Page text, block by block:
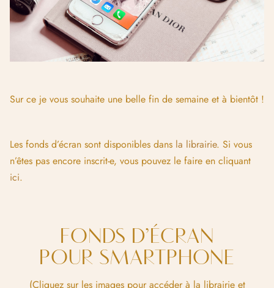
Sur ce je vous souhaite une belle fin de semaine et à bientôt !
Les fonds d’écran sont disponibles dans la librairie. Si vous
n’êtes pas encore inscrit-e, vous pouvez le faire en cliquant
ici.
FONDS D’ÉCRAN
POUR SMARTPHONE
(Cliquez sur les images pour accéder à la librairie et